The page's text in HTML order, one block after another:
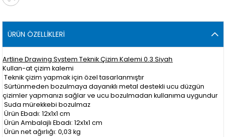
ÜRÜN ÖZELLIKLERI
Artline Drawing System Teknik Çizim Kalemi 0.3 Siyah
Kullan-at çizim kalemi
Teknik çizim yapmak için özel tasarlanmıştır
Sürtünmeden bozulmaya dayanıklı metal destekli ucu düzgün
çizimler yapmanızı sağlar ve ucu bozulmadan kullanıma uygundur
Suda mürekkebi bozulmaz
Ürün Ebadı: 12x1x1 cm
Ürün Ambalajlı Ebadı: 12x1x1 cm
Ürün net ağırlığı: 0,03 kg